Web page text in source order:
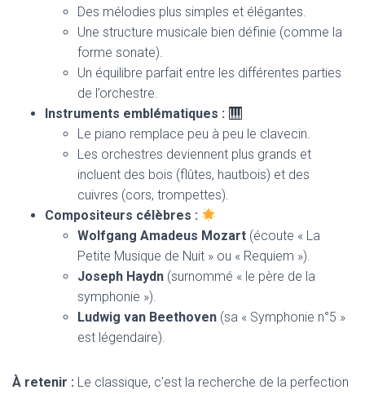
Des mélodies plus simples et élégantes.
Une structure musicale bien définie (comme la
forme sonate).
Un équilibre parfait entre les différentes parties
de l’orchestre.
Instruments emblématiques :
Le piano remplace peu à peu le clavecin.
Les orchestres deviennent plus grands et
incluent des bois (flûtes, hautbois) et des
cuivres (cors, trompettes).
Compositeurs célèbres :
Wolfgang Amadeus Mozart (écoute « La
Petite Musique de Nuit » ou « Requiem »).
Joseph Haydn (surnommé « le père de la
symphonie »).
Ludwig van Beethoven (sa « Symphonie n°5 »
est légendaire).
À retenir : Le classique, c’est la recherche de la perfection